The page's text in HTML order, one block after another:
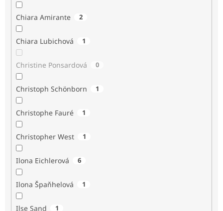
Chiara Amirante 2
Chiara Lubichová 1
Christine Ponsardová 0
Christoph Schönborn 1
Christophe Fauré 1
Christopher West 1
Ilona Eichlerová 6
Ilona Špaňhelová 1
Ilse Sand 1